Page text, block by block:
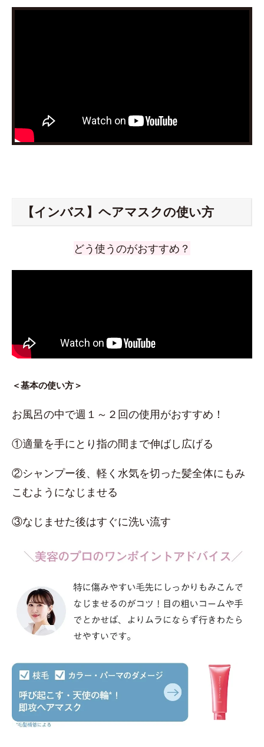
【インバス】ヘアマスクの使い方
どう使うのがおすすめ？
＜基本の使い方＞
お風呂の中で週１～２回の使用がおすすめ！
①適量を手にとり指の間まで伸ばし広げる
②シャンプー後、軽く水気を切った髪全体にもみ
こむようになじませる
③なじませた後はすぐに洗い流す